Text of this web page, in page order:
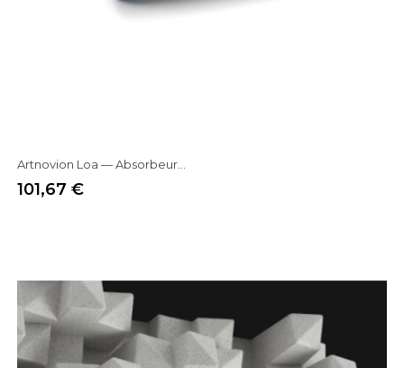
Artnovion Loa — Absorbeur...
Prix
101,67 €